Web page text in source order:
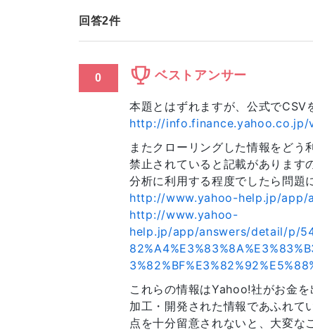
回答2件
0 ベストアンサー
本題とはずれますが、公式でCSV
http://
またクローリングした情報をど
禁止されていると記載があります
分析に利用する程度でしたら問題
http://www.yahoo-help.jp/
http://www.yahoo-
help.jp/app/answers/detail/p/
これらの情報はYahoo!社がお金
加工・開発された情報であふれて
点を十分留意されないと、大変な